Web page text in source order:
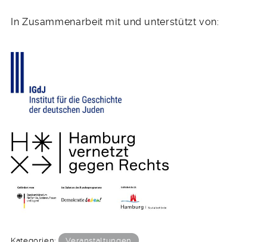
In Zusammenarbeit mit und unterstützt von: